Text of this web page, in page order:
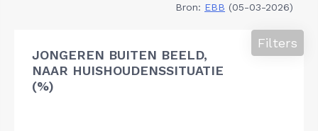
Bron: EBB (05-03-2026)
JONGEREN BUITEN BEELD,
NAAR HUISHOUDENSSITUATIE
(%)
Filters